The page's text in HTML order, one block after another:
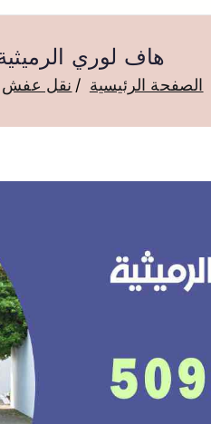
هاف لوري الرميثية 50993766 هاف لوري نقل عفش
الصفحة الرئيسية نقل عفش